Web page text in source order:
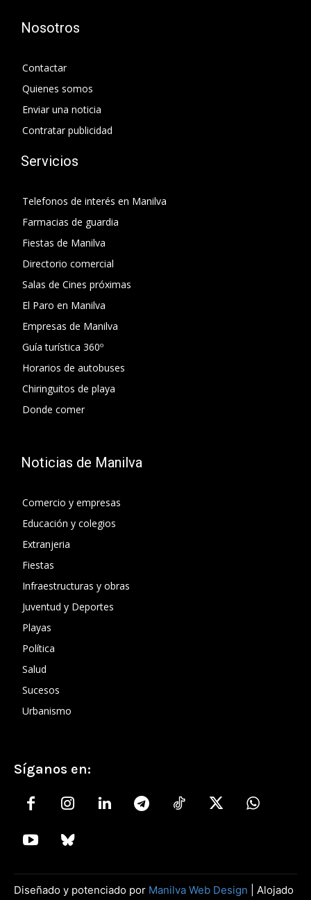
Nosotros
Contactar
Quienes somos
Enviar una noticia
Contratar publicidad
Servicios
Telefonos de interés en Manilva
Farmacias de guardia
Fiestas de Manilva
Directorio comercial
Salas de Cines próximas
El Paro en Manilva
Empresas de Manilva
Guía turística 360º
Horarios de autobuses
Chiringuitos de playa
Donde comer
Noticias de Manilva
Comercio y empresas
Educación y colegios
Extranjeria
Fiestas
Infraestructuras y obras
Juventud y Deportes
Playas
Política
Salud
Sucesos
Urbanismo
Síganos en:
Diseñado y potenciado por Manilva Web Design | Alojado